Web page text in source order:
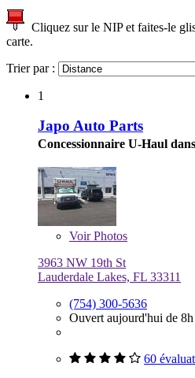
Cliquez sur le NIP et faites-le
carte.
Trier par :
1
Japo Auto Parts
Concessionnaire U-Haul
VoirPhotos
3963 NW 19th St
Lauderdale Lakes, FL 33311
(754) 300-5636
Ouvert aujourd'hui de
60